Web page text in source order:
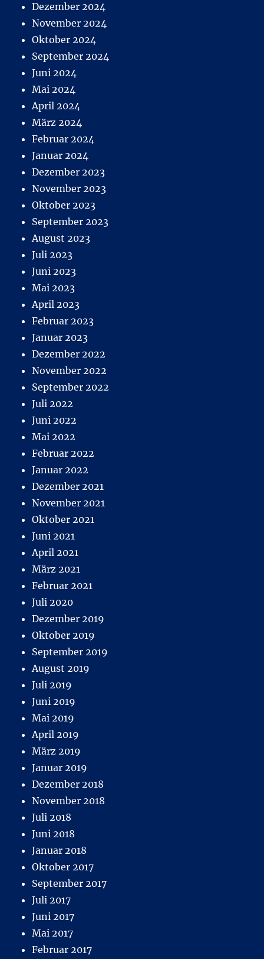
Dezember 2024
November 2024
Oktober 2024
September 2024
Juni 2024
Mai 2024
April 2024
März 2024
Februar 2024
Januar 2024
Dezember 2023
November 2023
Oktober 2023
September 2023
August 2023
Juli 2023
Juni 2023
Mai 2023
April 2023
Februar 2023
Januar 2023
Dezember 2022
November 2022
September 2022
Juli 2022
Juni 2022
Mai 2022
Februar 2022
Januar 2022
Dezember 2021
November 2021
Oktober 2021
Juni 2021
April 2021
März 2021
Februar 2021
Juli 2020
Dezember 2019
Oktober 2019
September 2019
August 2019
Juli 2019
Juni 2019
Mai 2019
April 2019
März 2019
Januar 2019
Dezember 2018
November 2018
Juli 2018
Juni 2018
Januar 2018
Oktober 2017
September 2017
Juli 2017
Juni 2017
Mai 2017
Februar 2017